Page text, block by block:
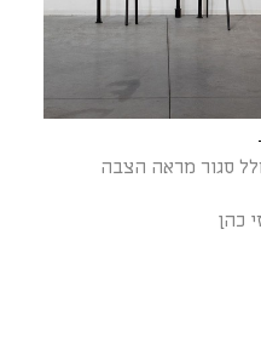
סגור מראה הצבה
כהן